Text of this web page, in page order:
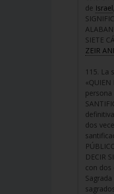
de Israel
SIETE
ZEIR
115. La
«QUIEN
dos
DECIR
con dos